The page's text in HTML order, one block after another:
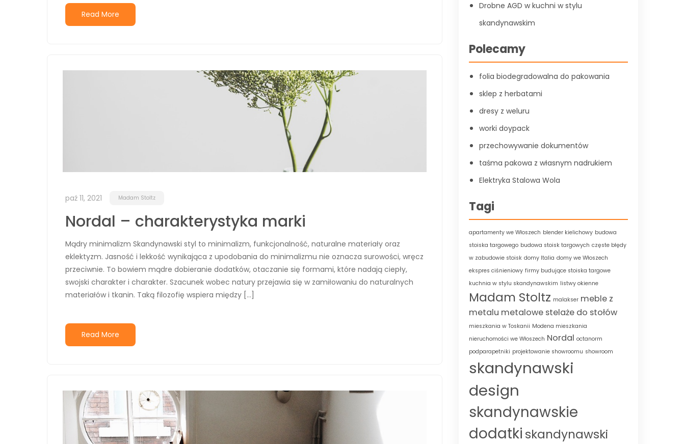
Read More
paź 11, 2021 Madam Stoltz
Nordal – charakterystyka marki
Mądry minimalizm Skandynawski styl to minimalizm, funkcjonalność, naturalne materiały oraz
eklektyzm. Jasność i lekkość wynikająca z upodobania do minimalizmu nie oznacza surowości, wręcz
przeciwnie. To bowiem mądre dobieranie dodatków, otaczanie się formami, które nadają ciepły,
swojski charakter i charakter. Szacunek wobec natury przejawia się w zamiłowaniu do naturalnych
materiałów i tkanin. Taką filozofię wspiera między […]
Read More
Drobne AGD w kuchni w stylu
skandynawskim
Polecamy
folia biodegradowalna do pakowania
sklep z herbatami
dresy z weluru
worki doypack
przechowywanie dokumentów
taśma pakowa z własnym nadrukiem
Elektryka Stalowa Wola
Tagi
apartamenty we Włoszech blender kielichowy budowa
stoiska targowego budowa stoisk targowych częste błędy
w zabudowie stoisk domy Italia domy we Włoszech
ekspres ciśnieniowy firmy budujące stoiska targowe
kuchnia w stylu skandynawskim listwy okienne
Madam Stoltz malakser meble z
metalu metalowe stelaże do stołów
mieszkania w Toskanii Modena mieszkania
nieruchomości we Włoszech Nordal octanorm
podparapetniki projektowanie showroomu showroom
skandynawski
design
skandynawskie
dodatki skandynawski